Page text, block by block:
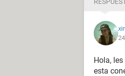
Hola,
esta